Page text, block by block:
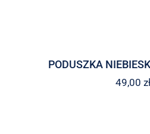
PODUSZKA
49,00